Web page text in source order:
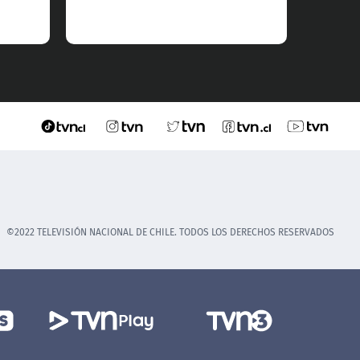
©2022 TELEVISIÓN NACIONAL DE CHILE. TODOS LOS DERECHOS RESERVADOS